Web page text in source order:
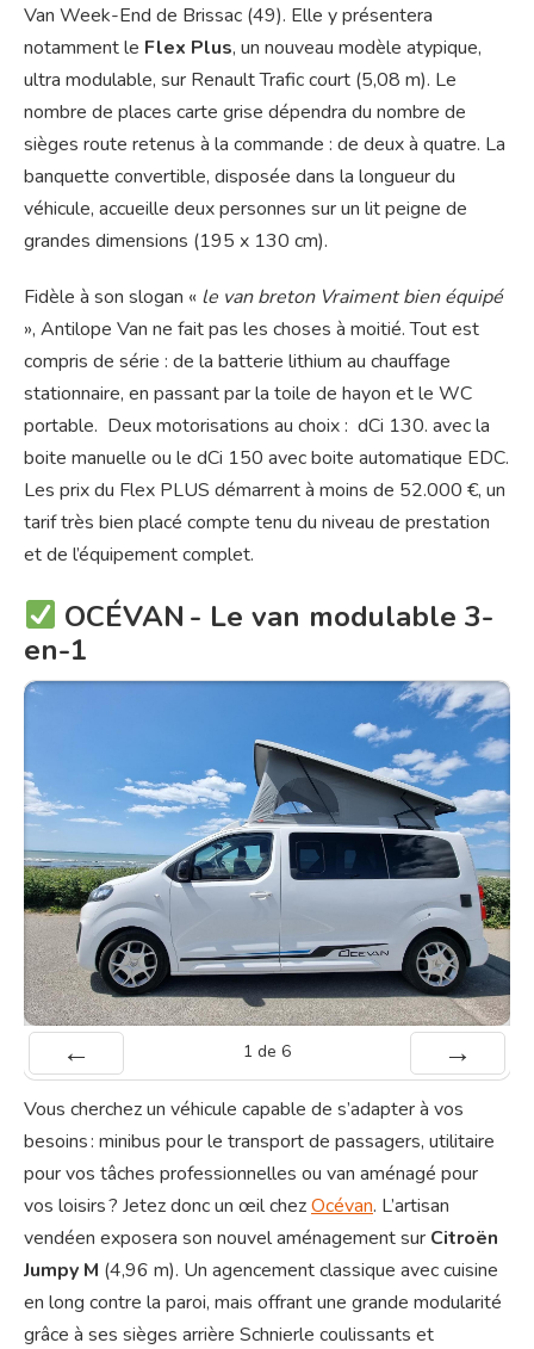
Van Week-End de Brissac (49). Elle y présentera
notamment le Flex Plus, un nouveau modèle atypique,
ultra modulable, sur Renault Trafic court (5,08 m). Le
nombre de places carte grise dépendra du nombre de
sièges route retenus à la commande : de deux à quatre. La
banquette convertible, disposée dans la longueur du
véhicule, accueille deux personnes sur un lit peigne de
grandes dimensions (195 x 130 cm).
Fidèle à son slogan « le van breton Vraiment bien équipé
», Antilope Van ne fait pas les choses à moitié. Tout est
compris de série : de la batterie lithium au chauffage
stationnaire, en passant par la toile de hayon et le WC
portable. Deux motorisations au choix : dCi 130. avec la
boite manuelle ou le dCi 150 avec boite automatique EDC.
Les prix du Flex PLUS démarrent à moins de 52.000 €, un
tarif très bien placé compte tenu du niveau de prestation
et de l’équipement complet.
OCÉVAN - Le van modulable 3-
en-1
1 de 6
Vous cherchez un véhicule capable de s’adapter à vos
besoins : minibus pour le transport de passagers, utilitaire
pour vos tâches professionnelles ou van aménagé pour
vos loisirs ? Jetez donc un œil chezOcévan. L’artisan
vendéen exposera son nouvel aménagement sur Citroën
Jumpy M (4,96 m). Un agencement classique avec cuisine
en long contre la paroi, mais offrant une grande modularité
grâce à ses sièges arrière Schnierle coulissants et